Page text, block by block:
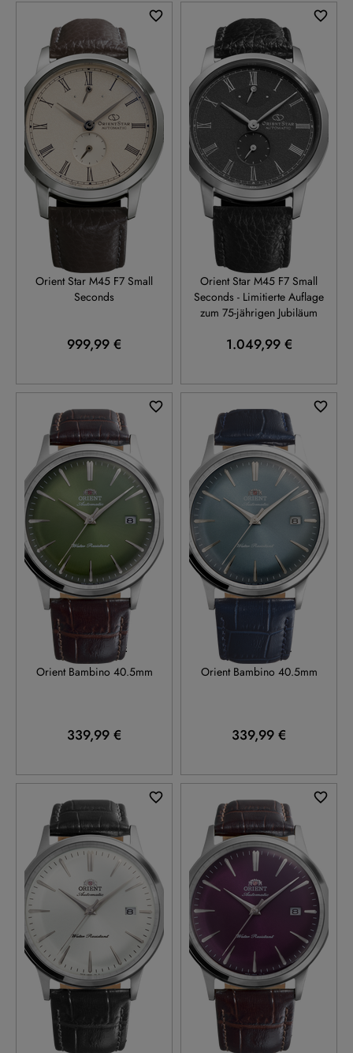
RE-BS0002S
Orient Star M45 F7 Small
Seconds
999,99 €
RE-BS0003N
Orient Star M45 F7 Small
Seconds - Limitierte Auflage
zum 75-jährigen Jubiläum
1.049,99 €
RA-AC0029E
Orient Bambino 40.5mm
339,99 €
RA-AC0030L
Orient Bambino 40.5mm
339,99 €
RA-AC0031S
RA-AC0032V